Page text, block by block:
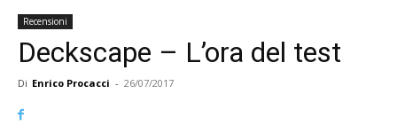
Recensioni
Deckscape – L’ora del test
Di Enrico Procacci - 26/07/2017